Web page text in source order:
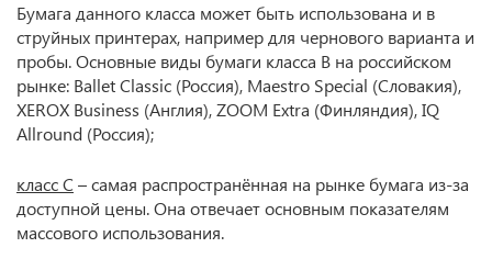
Бумага данного класса может быть использована и в
струйных принтерах, например для чернового варианта и
пробы. Основные виды бумаги класса В на российском
рынке: Ballet Classic (Россия), Maestro Special (Словакия),
XEROX Business (Англия), ZOOM Extra (Финляндия), IQ
Allround (Россия);
класс С – самая распространённая на рынке бумага из-за
доступной цены. Она отвечает основным показателям
массового использования.